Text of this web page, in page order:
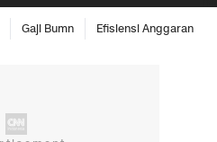
Gaji Bumn Efisiensi Anggaran